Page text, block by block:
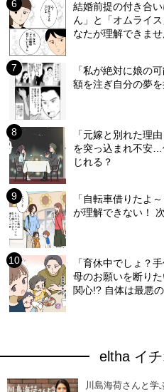
結婚前提の付き合
ん」と「オムライ
なたが理解できませ
「私が絶対に娘の
額を注ぎ自分の夢
「元嫁と別れた理
を突っ込まれ不安
じれる？
「自転車借りたよ
が理解できない！
「育休中でしょ？
母のお願いを断り
関心!? 自体は最悪
eltha イ
川島海荷さんと学